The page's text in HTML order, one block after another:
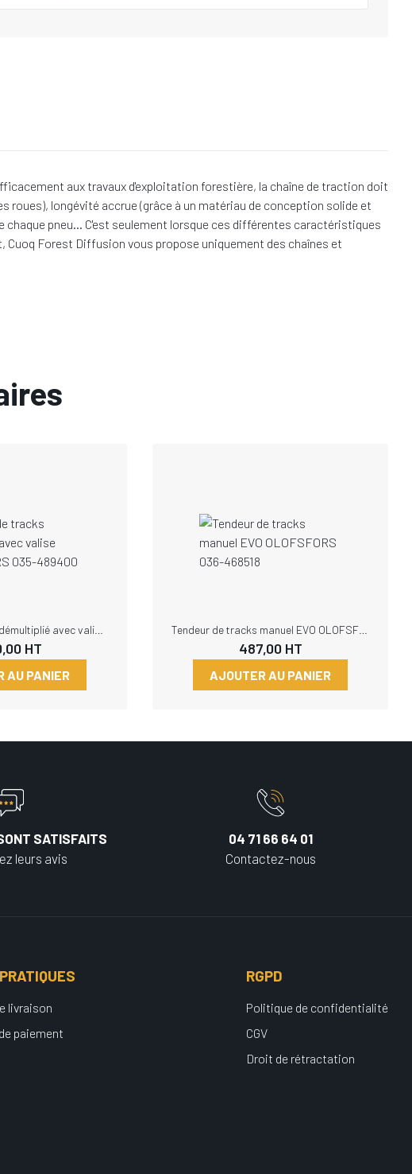
aux travaux d'exploitation forestière, la chaîne de traction doit
longévité accrue (grâce à un matériau de conception solide et
pneu… C'est seulement lorsque ces différentes caractéristiques
Forest Diffusion vous propose uniquement des chaînes et
HT
AU PANIER
487,00HT
AJOUTER AU PANIER
SATISFAITS
leurs avis
04 71 66 64 01
Contactez-nous
livraison
paiement
RGPD
Politique de confidentialité
CGV
Droit de rétractation